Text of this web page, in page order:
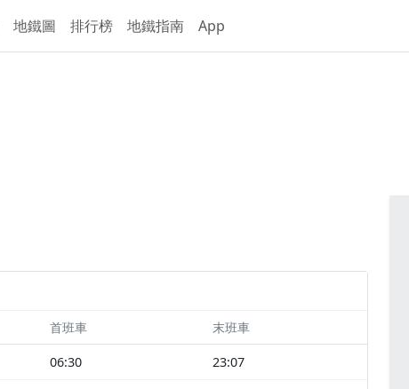
地鐵圖 排行榜 地鐵指南 App
首班車 末班車
06:30 23:07